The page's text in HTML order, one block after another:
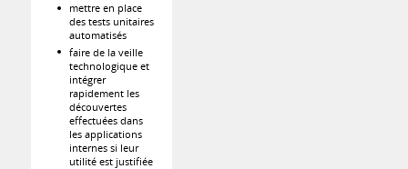
mettre en place
des tests unitaires
automatisés
faire de la veille
technologique et
intégrer
rapidement les
découvertes
effectuées dans
les applications
internes si leur
utilité est justifiée